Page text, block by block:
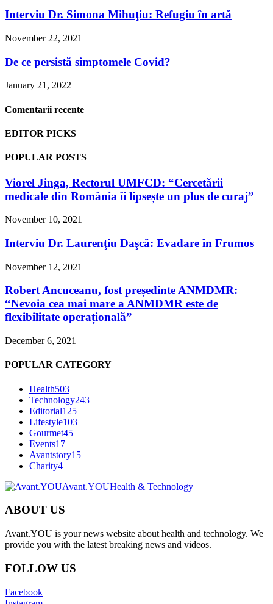
Interviu Dr. Simona Mihuţiu: Refugiu în artă
November 22, 2021
De ce persistă simptomele Covid?
January 21, 2022
Comentarii recente
EDITOR PICKS
POPULAR POSTS
Viorel Jinga, Rectorul UMFCD: “Cercetării
medicale din România îi lipsește un plus de curaj”
November 10, 2021
Interviu Dr. Laurenţiu Daşcă: Evadare în Frumos
November 12, 2021
Robert Ancuceanu, fost președinte ANMDMR:
“Nevoia cea mai mare a ANMDMR este de
flexibilitate operațională”
December 6, 2021
POPULAR CATEGORY
Health503
Technology243
Editorial125
Lifestyle103
Gourmet45
Events17
Avantstory15
Charity4
Avant.YOUHealth & Technology
ABOUT US
Avant.YOU is your news website about health and technology. We
provide you with the latest breaking news and videos.
FOLLOW US
Facebook